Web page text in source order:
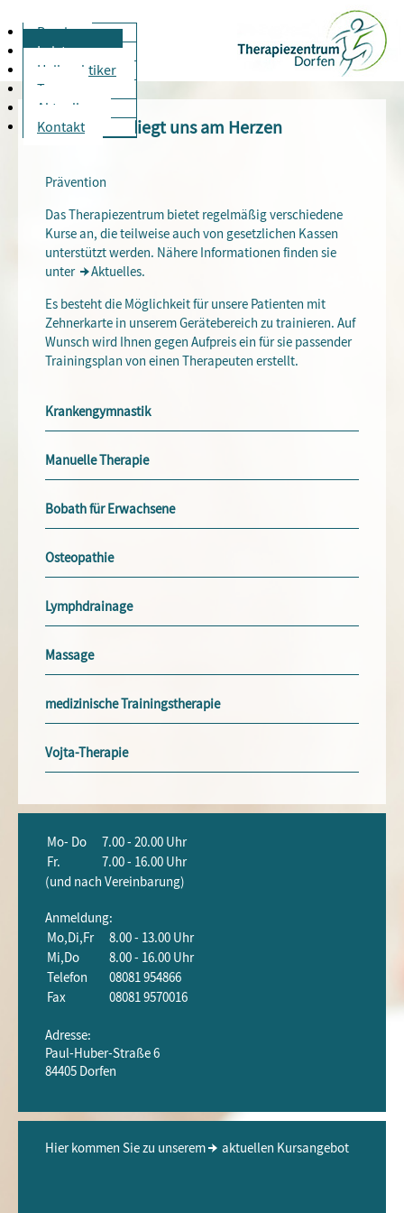
Praxis
Leistungen
Heilpraktiker
Team
Aktuelles
Kontakt
Der Patient liegt uns am Herzen
Prävention
Das Therapiezentrum bietet regelmäßig verschiedene
Kurse an, die teilweise auch von gesetzlichen Kassen
unterstützt werden. Nähere Informationen finden sie
unter
Aktuelles.
Es besteht die Möglichkeit für unsere Patienten mit
Zehnerkarte in unserem Gerätebereich zu trainieren. Auf
Wunsch wird Ihnen gegen Aufpreis ein für sie passender
Trainingsplan von einen Therapeuten erstellt.
Krankengymnastik
Manuelle Therapie
Bobath für Erwachsene
Osteopathie
Lymphdrainage
Massage
medizinische Trainingstherapie
Vojta-Therapie
Mo- Do
7.00 - 20.00 Uhr
Fr.
7.00 - 16.00 Uhr
(und nach Vereinbarung)
Anmeldung:
Mo,Di,Fr
8.00 - 13.00 Uhr
Mi,Do
8.00 - 16.00 Uhr
Telefon
08081 954866
Fax
08081 9570016
Adresse:
Paul-Huber-Straße 6
84405 Dorfen
Hier kommen Sie zu unserem aktuellen Kursangebot